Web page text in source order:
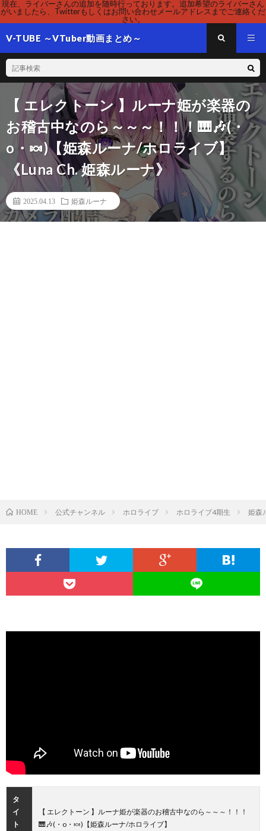
現在、ライバーさんの追加を随時行っております。追加希望のライバーさん
がいましたら、Twitterもしくはお問い合わせメールアドレスまでご連絡くだ
さい。
V-TUBE ～VTuber動画まとめ～
【 エレクトーン 】ルーナ姫が楽器の
お稽古中なのら～～～！！！🎹🎶(・
o・🍬)【姫森ルーナ/ホロライブ】
《Luna Ch. 姫森ルーナ》
2025.04.13 姫森ルーナ
HOME 公式チャンネル ホロライブ ホロライブ4期生 姫森
タ
イ
ト
【 エレクトーン 】ルーナ姫が楽器のお稽古中なのら～～～！！！
🎹🎶(・o・🍬)【姫森ルーナ/ホロライブ】